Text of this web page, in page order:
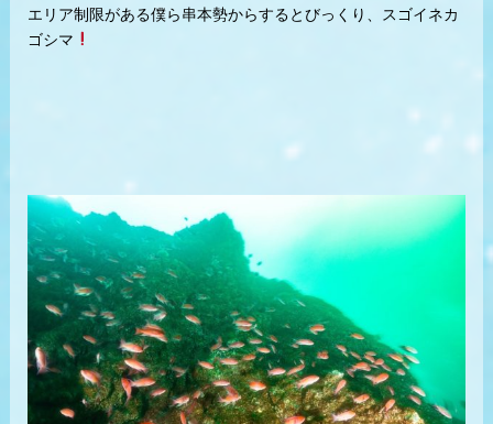
エリア制限がある僕ら串本勢からするとびっくり、スゴイネカ
ゴシマ